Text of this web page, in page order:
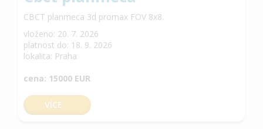
CBCT planmeca 3d promax FOV 8x8.
vloženo: 20. 7. 2026
platnost do: 18. 9. 2026
lokalita: Praha
cena: 15000 EUR
VÍCE